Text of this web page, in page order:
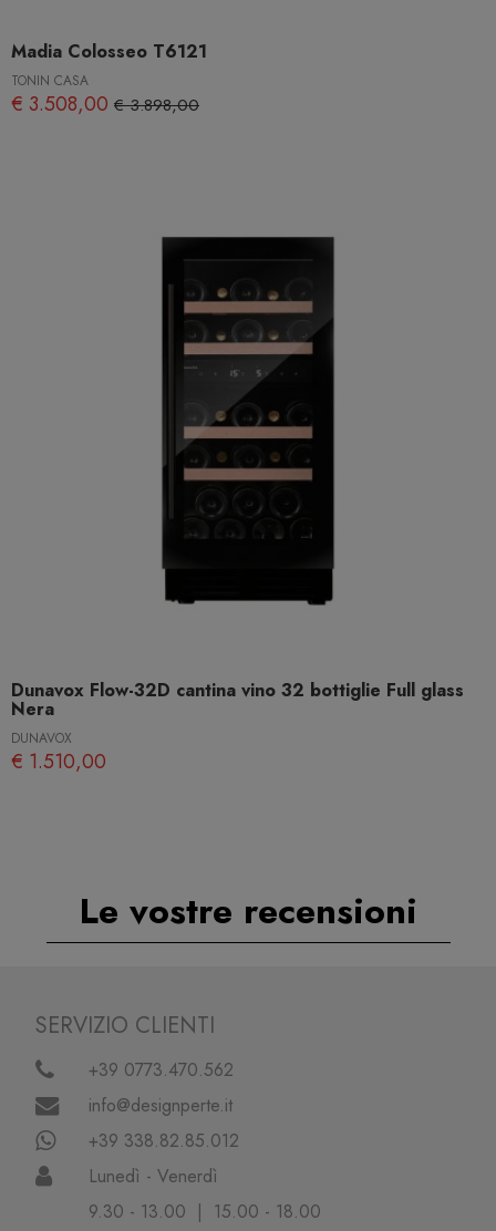
Madia Colosseo T6121
TONIN CASA
€ 3.508,00 € 3.898,00
Dunavox Flow-32D cantina vino 32 bottiglie Full glass
Nera
DUNAVOX
€ 1.510,00
Le vostre recensioni
SERVIZIO CLIENTI
+39 0773.470.562
info@designperte.it
+39 338.82.85.012
Lunedì - Venerdì
9.30 - 13.00 | 15.00 - 18.00